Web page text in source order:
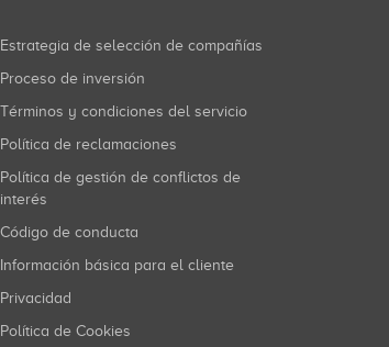
Estrategia de selección de compañías
Proceso de inversión
Términos y condiciones del servicio
Política de reclamaciones
Política de gestión de conflictos de
interés
Código de conducta
Información básica para el cliente
Privacidad
Política de Cookies